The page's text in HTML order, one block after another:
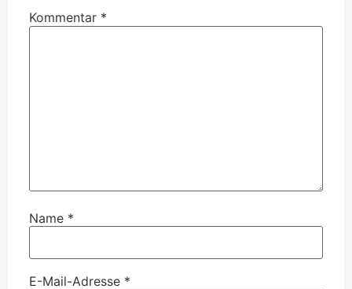
Kommentar *
Name *
E-Mail-Adresse *